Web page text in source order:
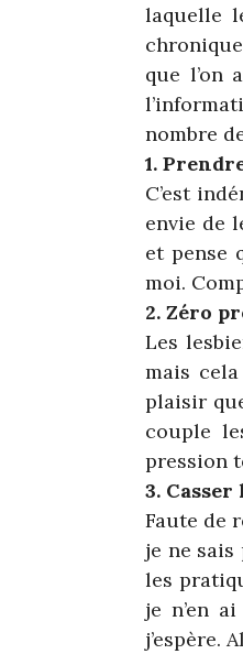
laquelle
que l’on
nombre
1.
C’est
envie de
et pense
moi.
2. Zéro
Les
mais
plaisir
couple
pression
3. Casser
Faute de
je ne
les
je n’en
j’espère.